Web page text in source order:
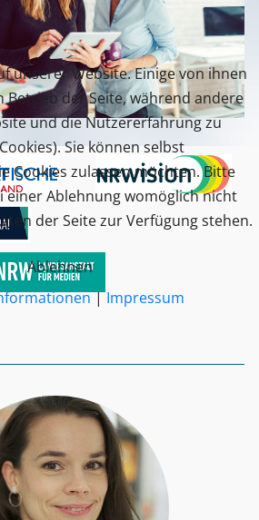
unserer Website. Einige von ihnen
Betrieb der Seite, während andere
und die Nutzererfahrung zu
Sie können selbst
Cookies zulassen möchten. Bitte
einer Ablehnung womöglich nicht
der Seite zur Verfügung stehen.
Ablehnen
|Impressum